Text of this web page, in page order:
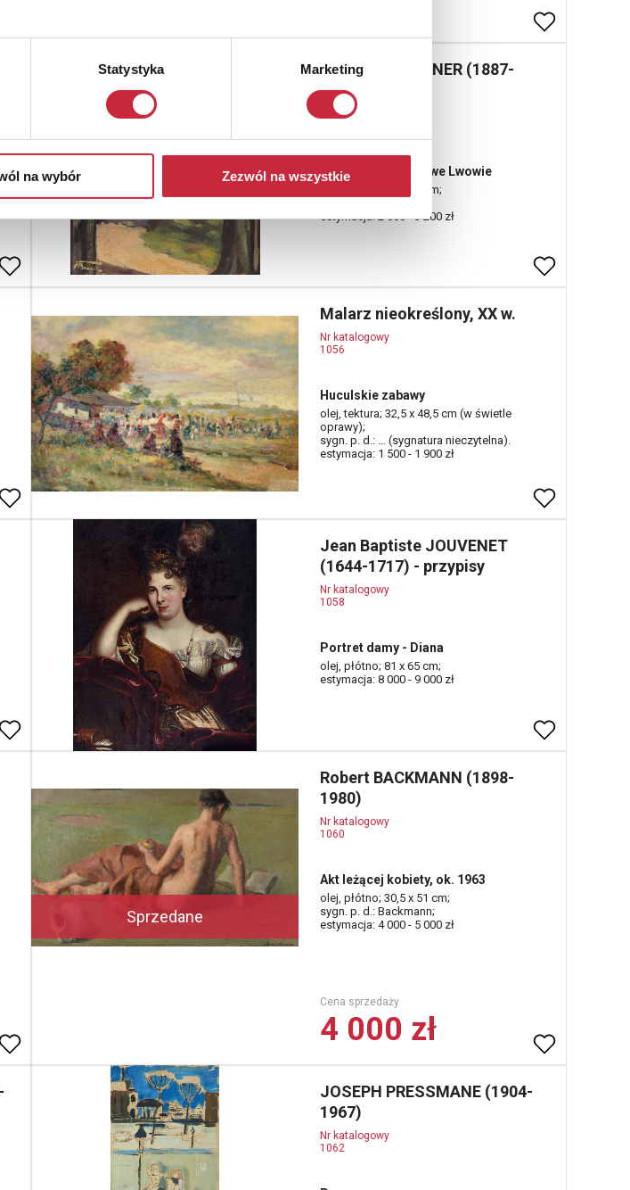
Statystyka Marketing
na wybór Zezwól na wszystkie
Wincenty BRAUNER (1887-
1944)
Nr katalogowy
W parku Stryjskim we Lwowie
olej, tektura; 44 x 37 cm;
estymacja: 2 600 - 3 200 zł
Malarz nieokreślony, XX w.
Nr katalogowy
1056
Huculskie zabawy
olej, tektura; 32,5 x 48,5 cm (w świetle
oprawy);
sygn. p. d.: … (sygnatura nieczytelna).
estymacja: 1 500 - 1 900 zł
Jean Baptiste JOUVENET
(1644-1717) - przypisy
Nr katalogowy
1058
Portret damy - Diana
olej, płótno; 81 x 65 cm;
estymacja: 8 000 - 9 000 zł
Sprzedane
Robert BACKMANN (1898-
1980)
Nr katalogowy
1060
Akt leżącej kobiety, ok. 1963
olej, płótno; 30,5 x 51 cm;
sygn. p. d.: Backmann;
estymacja: 4 000 - 5 000 zł
Cena sprzedaży
4 000 zł
JOSEPH PRESSMANE (1904-
1967)
Nr katalogowy
1062